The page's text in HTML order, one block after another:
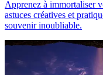
Apprenez à immortaliser
astuces créatives et
souvenir inoubliable.